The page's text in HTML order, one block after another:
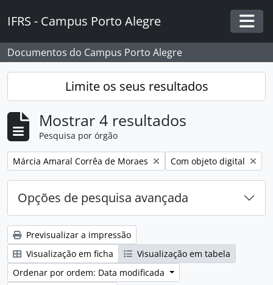
IFRS - Campus Porto Alegre
Documentos do Campus Porto Alegre
Limite os seus resultados
Mostrar 4 resultados
Pesquisa por órgão
Remover filtro:
Márcia Amaral Corrêa de Moraes Remover filtro:
Com objeto digital
Opções de pesquisa avançada
Previsualizar a impressão
Visualização em ficha
Visualização em tabela
Ordenar por ordem: Data modificada